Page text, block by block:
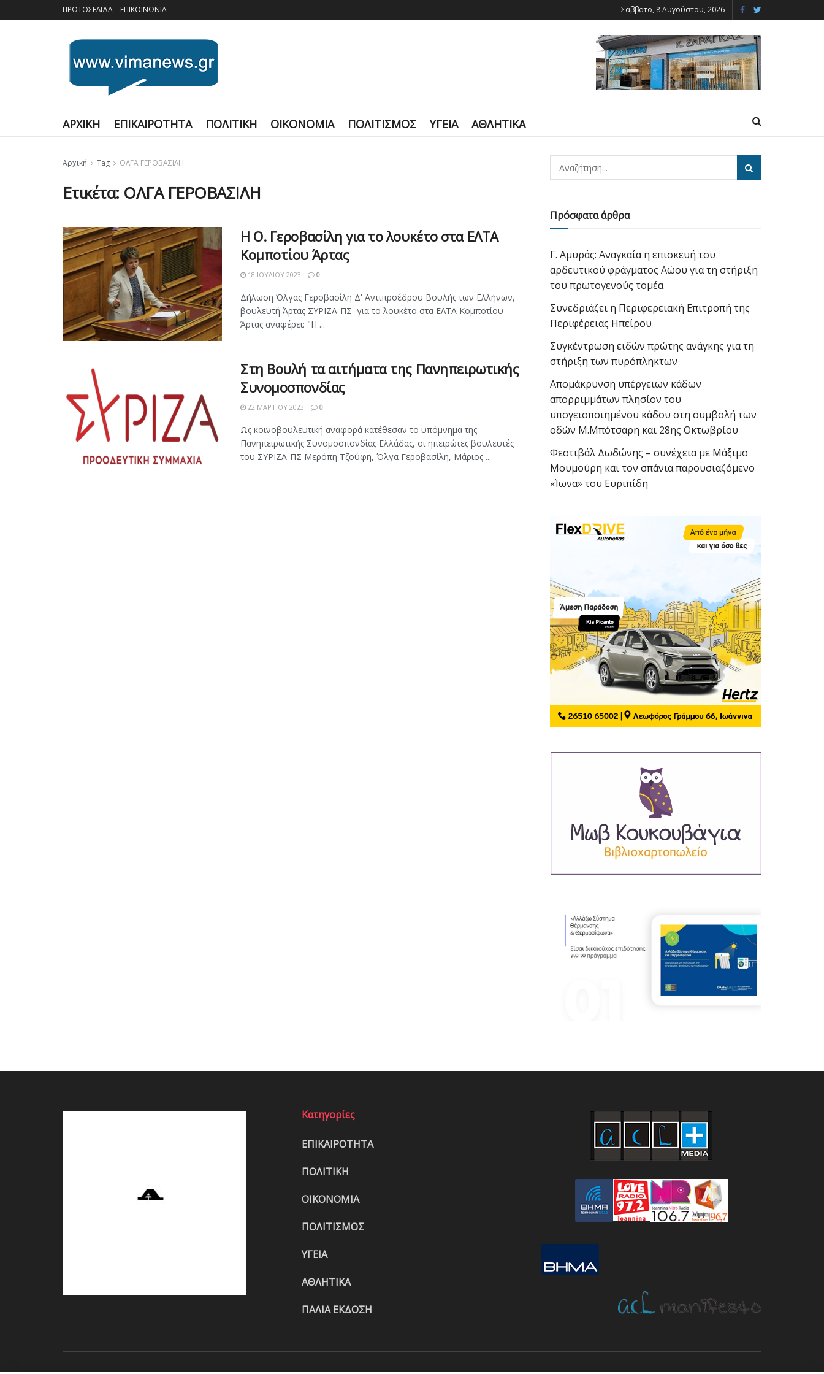
ΠΡΩΤΟΣΕΛΙΔΑ ΕΠΙΚΟΙΝΩΝΙΑ Σάββατο, 8 Αυγούστου, 2026
ΑΡΧΙΚΗ ΕΠΙΚΑΙΡΟΤΗΤΑ ΠΟΛΙΤΙΚΗ ΟΙΚΟΝΟΜΙΑ ΠΟΛΙΤΙΣΜΟΣ ΥΓΕΙΑ ΑΘΛΗΤΙΚΑ
Αρχική Tag ΟΛΓΑ ΓΕΡΟΒΑΣΙΛΗ
Ετικέτα: ΟΛΓΑ ΓΕΡΟΒΑΣΙΛΗ
Η Ο. Γεροβασίλη για το λουκέτο στα ΕΛΤΑ
Κομποτίου Άρτας
18 ΙΟΥΛΊΟΥ 2023 0
Δήλωση Όλγας Γεροβασίλη Δ' Αντιπροέδρου Βουλής των Ελλήνων,
βουλευτή Άρτας ΣΥΡΙΖΑ-ΠΣ για το λουκέτο στα ΕΛΤΑ Κομποτίου
Άρτας αναφέρει: "Η ...
Στη Βουλή τα αιτήματα της Πανηπειρωτικής
Συνομοσπονδίας
22 ΜΑΡΤΊΟΥ 2023 0
Ως κοινοβουλευτική αναφορά κατέθεσαν το υπόμνημα της
Πανηπειρωτικής Συνομοσπονδίας Ελλάδας, οι ηπειρώτες βουλευτές
του ΣΥΡΙΖΑ-ΠΣ Μερόπη Τζούφη, Όλγα Γεροβασίλη, Μάριος ...
Πρόσφατα άρθρα
Γ. Αμυράς: Αναγκαία η επισκευή του
αρδευτικού φράγματος Αώου για τη στήριξη
του πρωτογενούς τομέα
Συνεδριάζει η Περιφερειακή Επιτροπή της
Περιφέρειας Ηπείρου
Συγκέντρωση ειδών πρώτης ανάγκης για τη
στήριξη των πυρόπληκτων
Απομάκρυνση υπέργειων κάδων
απορριμμάτων πλησίον του
υπογειοποιημένου κάδου στη συμβολή των
οδών Μ.Μπότσαρη και 28ης Οκτωβρίου
Φεστιβάλ Δωδώνης – συνέχεια με Μάξιμο
Μουμούρη και τον σπάνια παρουσιαζόμενο
«Ίωνα» του Ευριπίδη
Κατηγορίες
ΕΠΙΚΑΙΡΟΤΗΤΑ
ΠΟΛΙΤΙΚΗ
ΟΙΚΟΝΟΜΙΑ
ΠΟΛΙΤΙΣΜΟΣ
ΥΓΕΙΑ
ΑΘΛΗΤΙΚΑ
ΠΑΛΙΑ ΕΚΔΟΣΗ